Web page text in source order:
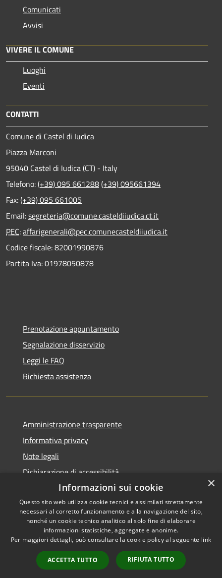
Comunicati
Avvisi
VIVERE IL COMUNE
Luoghi
Eventi
CONTATTI
Comune di Castel di Iudica
Piazza Marconi
95040 Castel di Iudica (CT) - Italy
Telefono:(+39) 095 661288(+39) 095661394
Fax:(+39) 095 661005
Email:segreteria@comune.casteldiiudica.ct.it
PEC:affarigenerali@pec.comunecasteldiiudica.it
Codice fiscale: 82001990876
Partita Iva: 01978050878
Prenotazione appuntamento
Segnalazione disservizio
Leggi le FAQ
Richiesta assistenza
Amministrazione trasparente
Informativa privacy
Note legali
Dichiarazione di accessibilità
Accessibilità
Privacy
Mappa del sito
Copyright © 2026 • Comune di
Castel di Iudica • Powered by
Municipium
Accesso
redazione
×
Informazioni sui cookie
Questo sito web utilizza cookie tecnici e assimilati strettamente
necessari al corretto funzionamento e alla navigazione del sito,
nonché un cookie tecnico analitico al solo fine di elaborare
informazioni statistiche, aggregate e anonime.
Per maggiori dettagli, può consultare la cookie policy al seguente link
ACCETTA TUTTO RIFIUTA TUTTO